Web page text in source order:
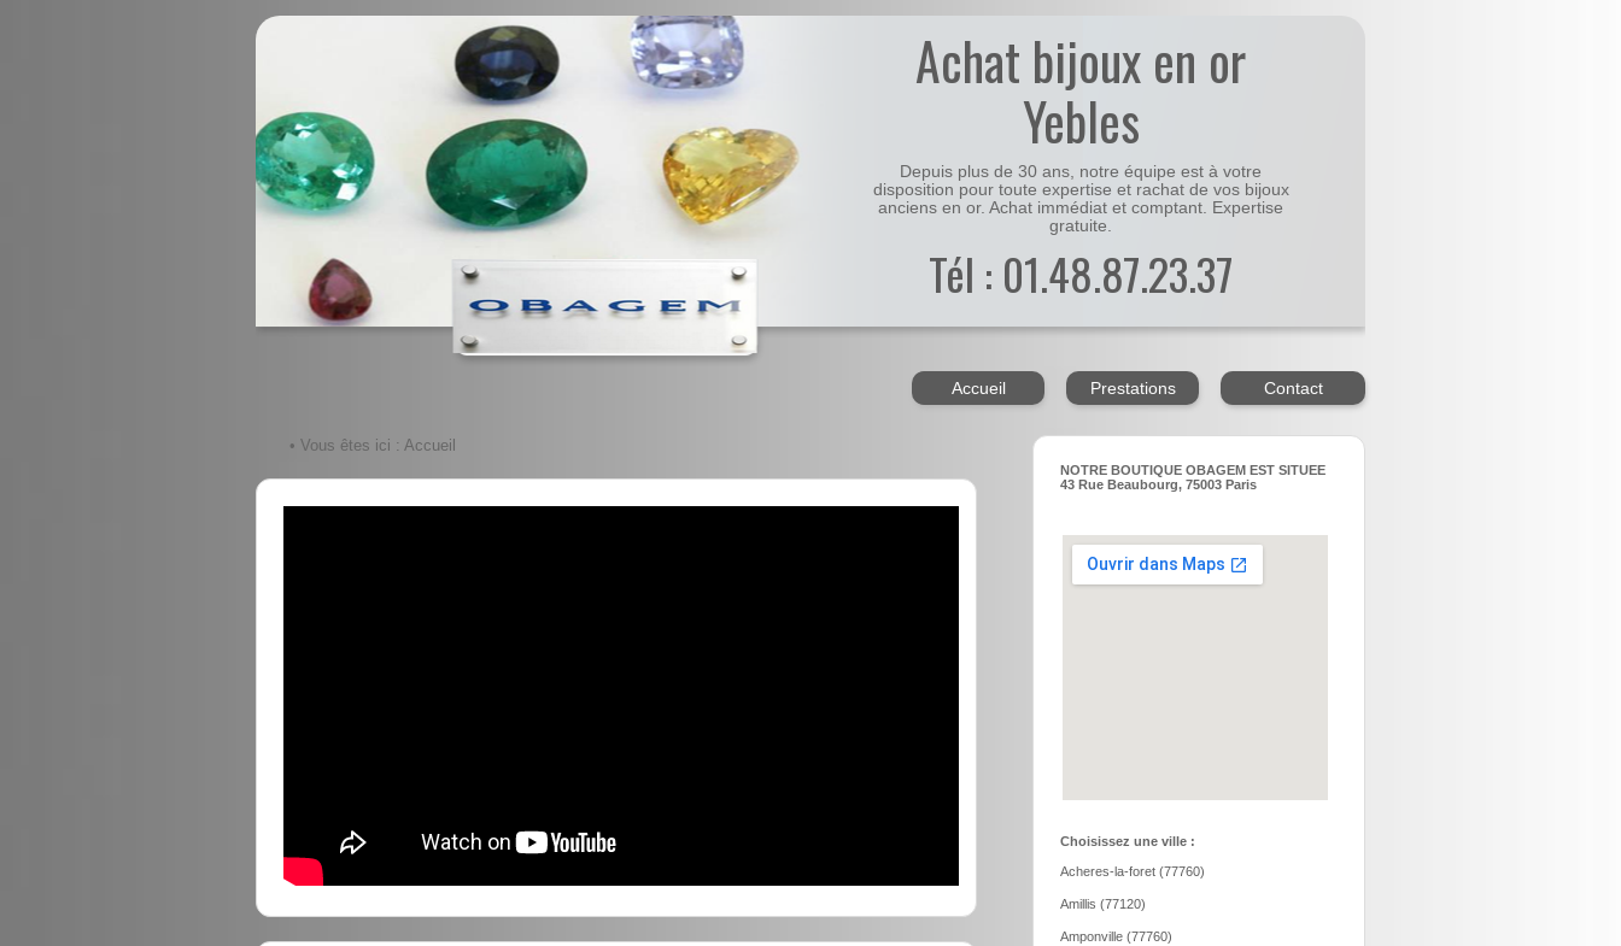
Achat bijoux en or
Yebles
Depuis plus de 30 ans, notre équipe est à votre
disposition pour toute expertise et rachat de vos bijoux
anciens en or. Achat immédiat et comptant. Expertise
gratuite.
Tél : 01.48.87.23.37
Accueil Prestations Contact
• Vous êtes ici : Accueil
NOTRE BOUTIQUE OBAGEM EST SITUEE
43 Rue Beaubourg, 75003 Paris
Choisissez une ville :
Acheres-la-foret (77760)
Amillis (77120)
Amponville (77760)